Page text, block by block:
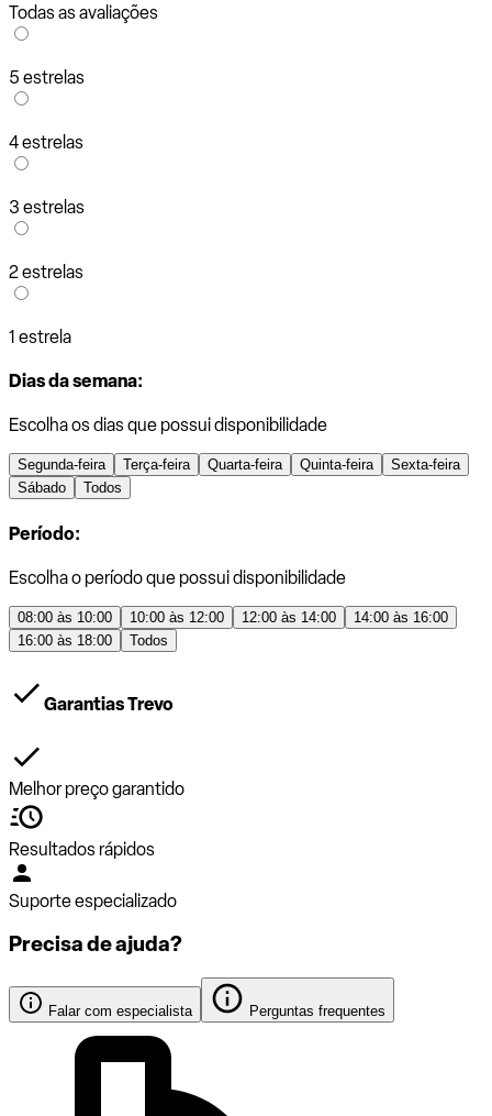
Todas as avaliações
5 estrelas
4 estrelas
3 estrelas
2 estrelas
1 estrela
Dias da semana:
Escolha os dias que possui disponibilidade
Segunda-feira Terça-feira Quarta-feira Quinta-feira
Sexta-feira
Sábado
Todos
Período:
Escolha o período que possui disponibilidade
08:00 às 10:00 10:00 às 12:00 12:00 às 14:00
14:00 às 16:00
16:00 às 18:00
Todos
Garantias Trevo
Melhor preço garantido
Resultados rápidos
Suporte especializado
Precisa de ajuda?
Falar com especialista Perguntas frequentes